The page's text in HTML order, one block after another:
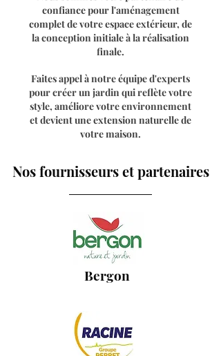
confiance pour l'aménagement
complet de votre espace extérieur, de
la conception initiale à la réalisation
finale.
Faites appel à notre équipe d'experts
pour créer un jardin qui reflète votre
style, améliore votre environnement
et devient une extension naturelle de
votre maison.
Nos fournisseurs et partenaires
Bergon